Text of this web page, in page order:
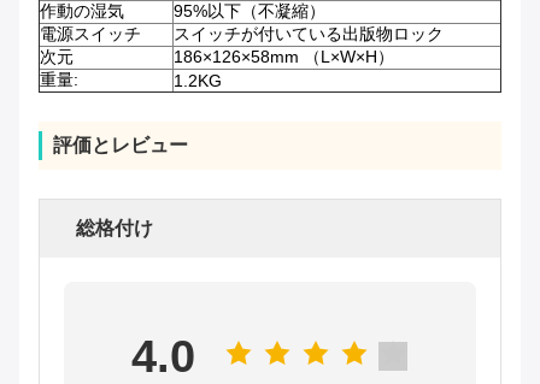
作動の湿気
95%以下（不凝縮）
電源スイッチ
スイッチが付いている出版物ロック
次元
186×126×58mm （L×W×H）
重量:
1.2KG
評価とレビュー
総格付け
4.0